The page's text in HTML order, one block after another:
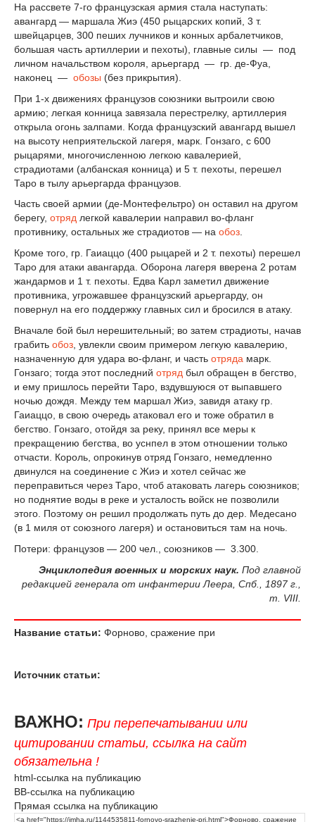
На рассвете 7-го французская армия стала наступать:
авангард — маршала Жиэ (450 рыцарских копий, 3 т.
швейцарцев, 300 пеших лучников и конных арбалетчиков,
большая часть артиллерии и пехоты), главные силы — под
личном начальством короля, арьергард — гр. де-Фуа,
наконец — обозы (без прикрытия).
При 1-х движениях французов союзники вытроили свою
армию; легкая конница завязала перестрелку, артиллерия
открыла огонь залпами. Когда французский авангард вышел
на высоту неприятельской лагеря, марк. Гонзаго, с 600
рыцарями, многочисленною легкою кавалерией,
страдиотами (албанская конница) и 5 т. пехоты, перешел
Таро в тылу арьергарда французов.
Часть своей армии (де-Монтефельтро) он оставил на другом
берегу, отряд легкой кавалерии направил во-фланг
противнику, остальных же страдиотов — на обоз.
Кроме того, гр. Гаиаццо (400 рыцарей и 2 т. пехоты) перешел
Таро для атаки авангарда. Оборона лагеря вверена 2 ротам
жандармов и 1 т. пехоты. Едва Карл заметил движение
противника, угрожавшее французский арьергарду, он
повернул на его поддержку главных сил и бросился в атаку.
Вначале бой был нерешительный; во затем страдиоты, начав
грабить обоз , увлекли своим примером легкую кавалерию,
назначенную для удара во-фланг, и часть отряда марк.
Гонзаго; тогда этот последний отряд был обращен в бегство,
и ему пришлось перейти Таро, вздувшуюся от выпавшего
ночью дождя. Между тем маршал Жиэ, завидя атаку гр.
Гаиаццо, в свою очередь атаковал его и тоже обратил в
бегство. Гонзаго, отойдя за реку, принял все меры к
прекращению бегства, во уснпел в этом отношении только
отчасти. Король, опрокинув отряд Гонзаго, немедленно
двинулся на соединение с Жиэ и хотел сейчас же
переправиться через Таро, чтоб атаковать лагерь союзников;
но поднятие воды в реке и усталость войск не позволили
этого. Поэтому он решил продолжать путь до дер. Медесано
(в 1 миля от союзного лагеря) и остановиться там на ночь.
Потери: французов — 200 чел., союзников — 3.300.
Энциклопедия военных и морских наук. Под главной
редакцией генерала от инфантерии Леера, Спб., 1897 г.,
т. VIII.
Название статьи: Форново, сражение при
Источник статьи:
ВАЖНО: При перепечатывании или
цитировании статьи, ссылка на сайт
обязательна !
html-ссылка на публикацию
BB-ссылка на публикацию
Прямая ссылка на публикацию